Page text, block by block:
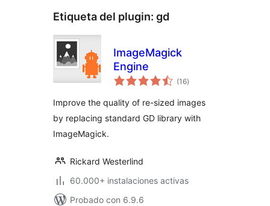
Etiqueta del plugin: gd
ImageMagick
Engine
(16total
de
)
Improve the quality of re-sized images
by replacing standard GD library with
ImageMagick.
Rickard Westerlind
60.000+ instalaciones activas
Probado con 6.9.6